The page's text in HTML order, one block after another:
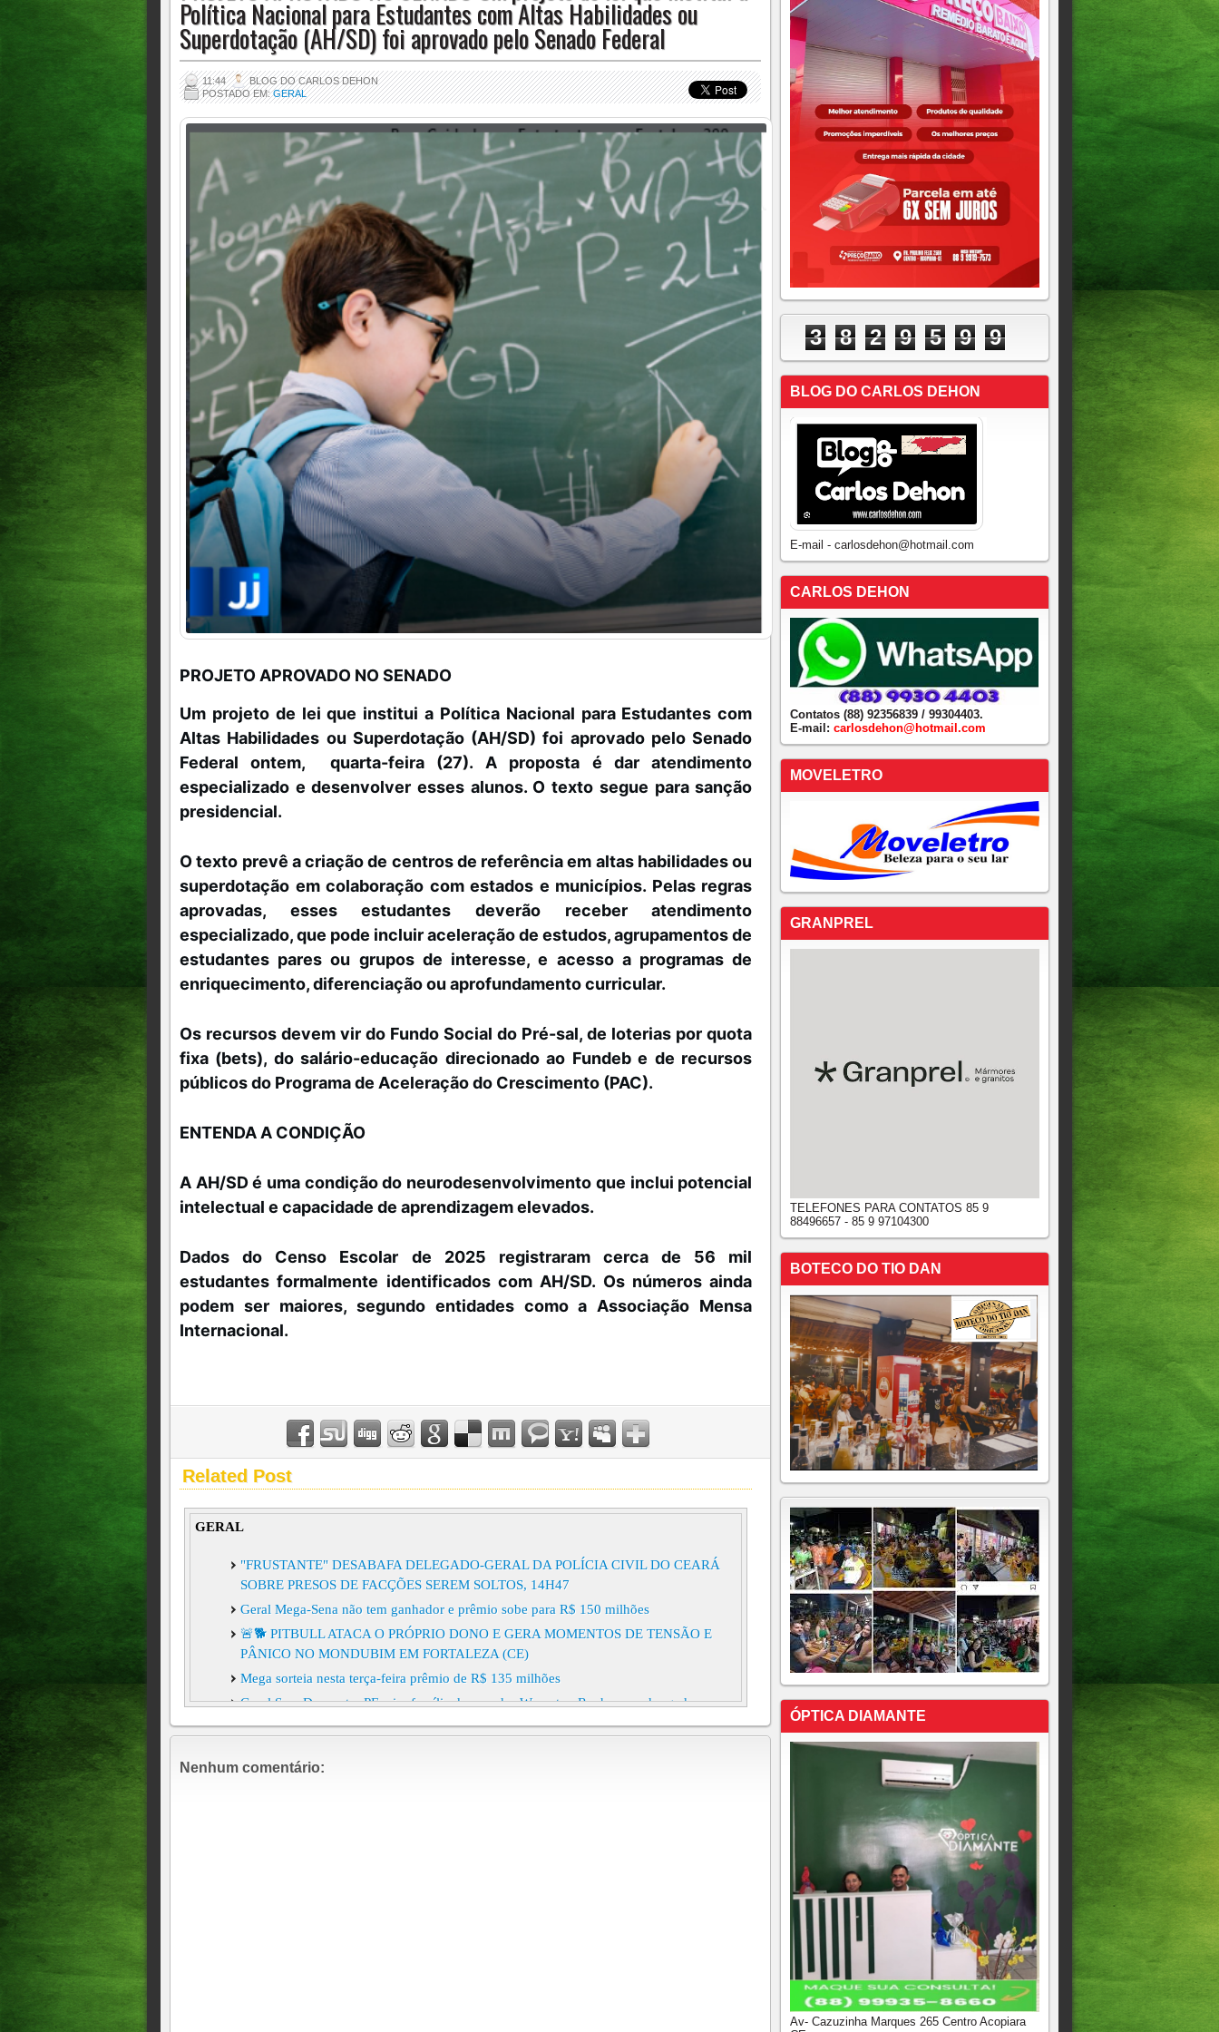
Política Nacional para Estudantes com Altas Habilidades ou
Superdotação (AH/SD) foi aprovado pelo Senado Federal
11:44
BLOG DO CARLOS DEHON
POSTADO EM:GERAL
PROJETO APROVADO NO SENADO
Um projeto de lei que institui a Política Nacional para Estudantes com
Altas Habilidades ou Superdotação (AH/SD) foi aprovado pelo Senado
Federal ontem, quarta-feira (27). A proposta é dar atendimento
especializado e desenvolver esses alunos. O texto segue para sanção
presidencial.
O texto prevê a criação de centros de referência em altas habilidades ou
superdotação em colaboração com estados e municípios. Pelas regras
aprovadas, esses estudantes deverão receber atendimento
especializado, que pode incluir aceleração de estudos, agrupamentos de
estudantes pares ou grupos de interesse, e acesso a programas de
enriquecimento, diferenciação ou aprofundamento curricular.
Os recursos devem vir do Fundo Social do Pré-sal, de loterias por quota
fixa (bets), do salário-educação direcionado ao Fundeb e de recursos
públicos do Programa de Aceleração do Crescimento (PAC).
ENTENDA A CONDIÇÃO
A AH/SD é uma condição do neurodesenvolvimento que inclui potencial
intelectual e capacidade de aprendizagem elevados.
Dados do Censo Escolar de 2025 registraram cerca de 56 mil
estudantes formalmente identificados com AH/SD. Os números ainda
podem ser maiores, segundo entidades como a Associação Mensa
Internacional.
Related Post
GERAL
"FRUSTANTE" DESABAFA DELEGADO-GERAL DA POLÍCIA CIVIL DO CEARÁ
SOBRE PRESOS DE FACÇÕES SEREM SOLTOS, 14H47
Geral Mega-Sena não tem ganhador e prêmio sobe para R$ 150 milhões
🚨🐕 PITBULL ATACA O PRÓPRIO DONO E GERA MOMENTOS DE TENSÃO E
PÂNICO NO MONDUBIM EM FORTALEZA (CE)
Mega sorteia nesta terça-feira prêmio de R$ 135 milhões
Geral Sem Desconto: PF mira família do senador Weverton Rocha e o advogado
Willer Tomaz
Mega-Sena, que teve o prêmio principal de R$ 97,2 milhões.
Nenhum comentário:
3 8 2 9 5 9 9
BLOG DO CARLOS DEHON
E-mail - carlosdehon@hotmail.com
CARLOS DEHON
Contatos (88) 92356839 / 99304403.
E-mail: carlosdehon@hotmail.com
MOVELETRO
GRANPREL
TELEFONES PARA CONTATOS 85 9
88496657 - 85 9 97104300
BOTECO DO TIO DAN
ÓPTICA DIAMANTE
Av- Cazuzinha Marques 265 Centro Acopiara